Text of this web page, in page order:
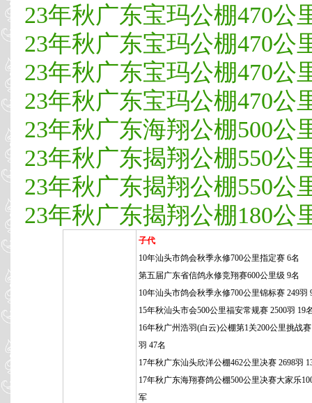
23年秋广东宝玛公棚470公
23年秋广东宝玛公棚470公
23年秋广东宝玛公棚470公
23年秋广东宝玛公棚470公
23年秋广东海翔公棚500公
23年秋广东揭翔公棚550公
23年秋广东揭翔公棚550公
23年秋广东揭翔公棚180公
子代
10年汕头市鸽会秋季永修700公里指定赛 6名
第五届广东省信鸽永修竞翔赛600公里级 9名
10年汕头市鸽会秋季永修700公里锦标赛 249羽
15年秋汕头市会500公里福安常规赛 2500羽 19
16年秋广州浩羽(白云)公棚第1关200公里挑战赛
羽 47名
17年秋广东汕头欣洋公棚462公里决赛 2698羽
17年秋广东海翔赛鸽公棚500公里决赛大家乐
军